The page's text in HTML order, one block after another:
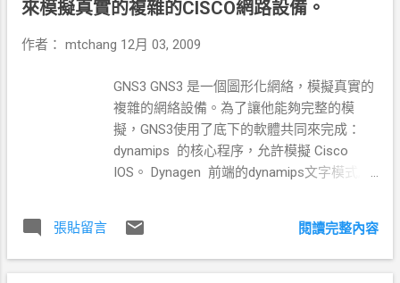
的網路對戰。 網路可分成 Local(本地端自己練習用)
家開一場遊戲，其他玩家可以以連入對戰 開遊戲的
遊戲可以分組對戰，只要你選擇同顏色的就會一同
一組。 按 Pause/Break 就可以...
process, allowing the guest to fetch the rest of the OS
arguments, "virt-install" is capable of running completely
unattended, wit...
來模擬真實的複雜的CISCO網路設備。
作者： mtchang 12月 03, 2009
GNS3 GNS3 是一個圖形化網絡，模擬真實的
複雜的網絡設備。為了讓他能夠完整的模
擬，GNS3使用了底下的軟體共同來完成：
dynamips 的核心程序，允許模擬 Cisco
IOS。 Dynagen 前端的dynamips文字模式,他
個很好的輔助工具，可以協助你快速的瞭解
與習慣 CISCO 的網路環境。 它也可以用來試
張貼留言 閱讀完整內容